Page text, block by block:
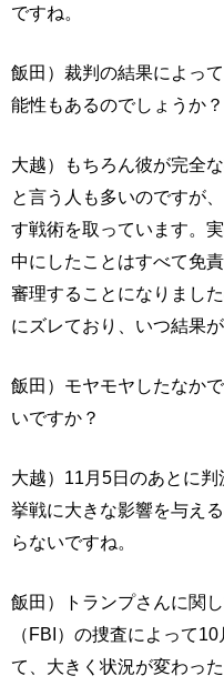
ですね。
飯田）裁判の結果によっ
能性もあるのでしょうか？
大越）もちろん彼が完全
と言う人も多いのですが
す戦術を取っています。
中にしたことはすべて免
審理することになりまし
にズレており、いつ結果
飯田）モヤモヤしたなか
いですか？
大越）11月5日のあとに
挙戦に大きな影響を与え
らないですね。
飯田）トランプさんに関
（FBI）の捜査によって
て、大きく状況が変わっ